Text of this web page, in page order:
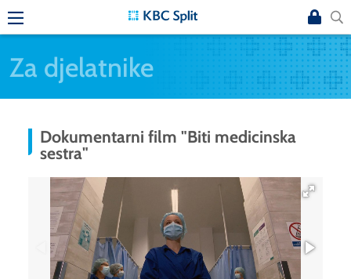
Za djelatnike
Dokumentarni film "Biti medicinska
sestra"